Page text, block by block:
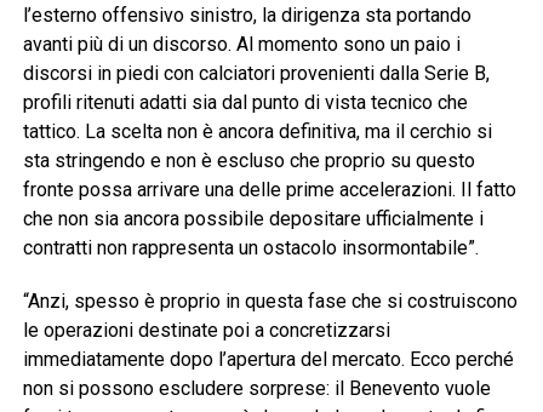
l’esterno offensivo sinistro, la dirigenza sta portando
avanti più di un discorso. Al momento sono un paio i
discorsi in piedi con calciatori provenienti dalla Serie B,
profili ritenuti adatti sia dal punto di vista tecnico che
tattico. La scelta non è ancora definitiva, ma il cerchio si
sta stringendo e non è escluso che proprio su questo
fronte possa arrivare una delle prime accelerazioni. Il fatto
che non sia ancora possibile depositare ufficialmente i
contratti non rappresenta un ostacolo insormontabile”.
“Anzi, spesso è proprio in questa fase che si costruiscono
le operazioni destinate poi a concretizzarsi
immediatamente dopo l’apertura del mercato. Ecco perché
non si possono escludere sorprese: il Benevento vuole